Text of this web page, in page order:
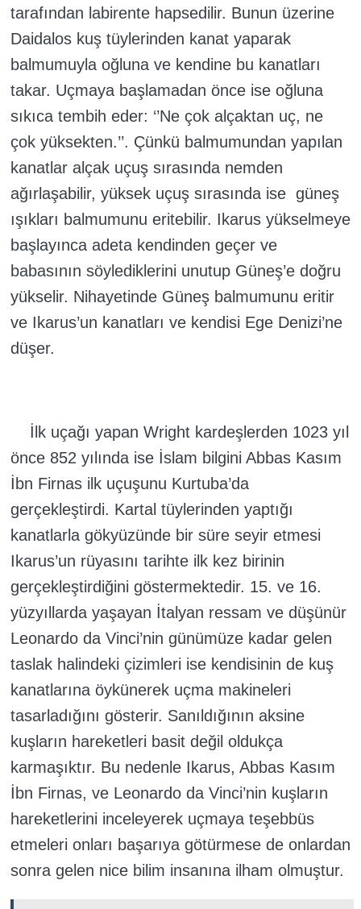
tarafından labirente hapsedilir. Bunun üzerine
Daidalos kuş tüylerinden kanat yaparak
balmumuyla oğluna ve kendine bu kanatları
takar. Uçmaya başlamadan önce ise oğluna
sıkıca tembih eder: ‘’Ne çok alçaktan uç, ne
çok yüksekten.’’. Çünkü balmumundan yapılan
kanatlar alçak uçuş sırasında nemden
ağırlaşabilir, yüksek uçuş sırasında ise güneş
ışıkları balmumunu eritebilir. Ikarus yükselmeye
başlayınca adeta kendinden geçer ve
babasının söylediklerini unutup Güneş’e doğru
yükselir. Nihayetinde Güneş balmumunu eritir
ve Ikarus’un kanatları ve kendisi Ege Denizi’ne
düşer.
İlk uçağı yapan Wright kardeşlerden 1023 yıl
önce 852 yılında ise İslam bilgini Abbas Kasım
İbn Firnas ilk uçuşunu Kurtuba’da
gerçekleştirdi. Kartal tüylerinden yaptığı
kanatlarla gökyüzünde bir süre seyir etmesi
Ikarus’un rüyasını tarihte ilk kez birinin
gerçekleştirdiğini göstermektedir. 15. ve 16.
yüzyıllarda yaşayan İtalyan ressam ve düşünür
Leonardo da Vinci’nin günümüze kadar gelen
taslak halindeki çizimleri ise kendisinin de kuş
kanatlarına öykünerek uçma makineleri
tasarladığını gösterir. Sanıldığının aksine
kuşların hareketleri basit değil oldukça
karmaşıktır. Bu nedenle Ikarus, Abbas Kasım
İbn Firnas, ve Leonardo da Vinci’nin kuşların
hareketlerini inceleyerek uçmaya teşebbüs
etmeleri onları başarıya götürmese de onlardan
sonra gelen nice bilim insanına ilham olmuştur.